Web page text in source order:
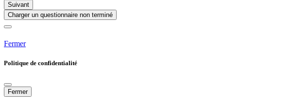
Suivant
Charger un questionnaire non terminé
Fermer
Politique de confidentialité
Fermer